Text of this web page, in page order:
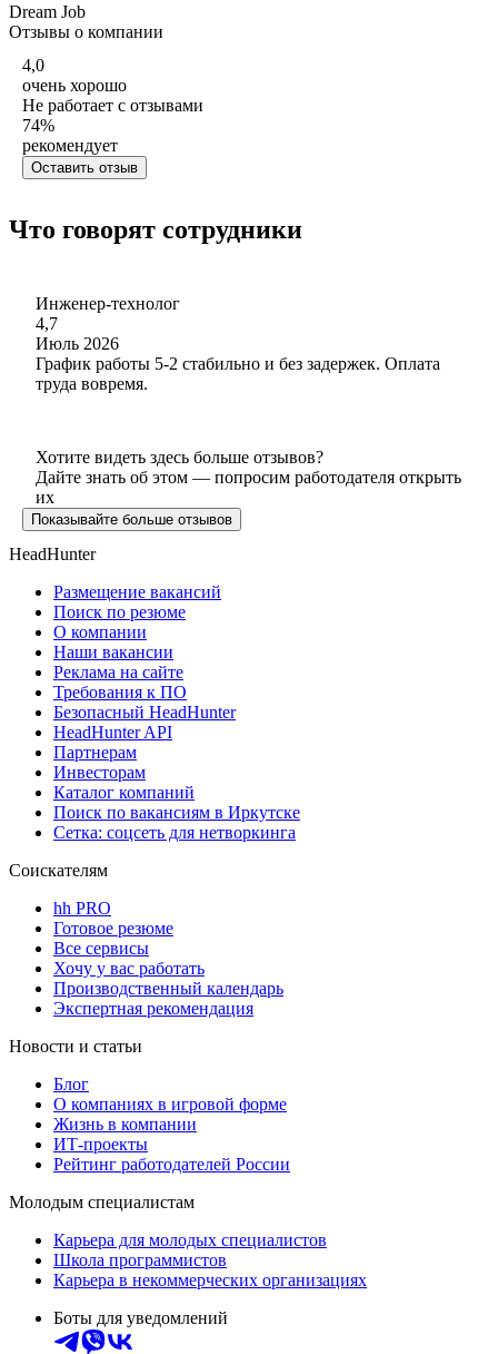
Dream Job
Отзывы о компании
4,0
очень хорошо
Не работает с отзывами
74%
рекомендует
Оставить отзыв
Что говорят сотрудники
Инженер-технолог
4,7
Июль 2026
График работы 5-2 стабильно и без задержек. Оплата
труда вовремя.
Хотите видеть здесь больше отзывов?
Дайте знать об этом — попросим работодателя открыть
их
Показывайте больше отзывов
HeadHunter
Размещение вакансий
Поиск по резюме
О компании
Наши вакансии
Реклама на сайте
Требования к ПО
Безопасный HeadHunter
HeadHunter API
Партнерам
Инвесторам
Каталог компаний
Поиск по вакансиям в Иркутске
Сетка: соцсеть для нетворкинга
Соискателям
hh PRO
Готовое резюме
Все сервисы
Хочу у вас работать
Производственный календарь
Экспертная рекомендация
Новости и статьи
Блог
О компаниях в игровой форме
Жизнь в компании
ИТ-проекты
Рейтинг работодателей России
Молодым специалистам
Карьера для молодых специалистов
Школа программистов
Карьера в некоммерческих организациях
Боты для уведомлений